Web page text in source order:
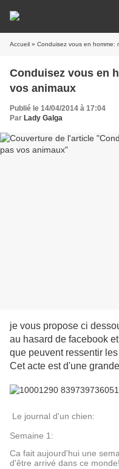
Accueil » Conduisez vous en homme:
Conduisez vous en
vos animaux
Publié le 14/04/2014 à 17:04
Par Lady Galga
je vous propose ci
au hasard de facebook
que peuvent ressentir
Cet acte est d'une
Le journal d'un chien:
Semaine 1:
Ca fait aujourd'hui une
d'être arrivé dans ce monde!